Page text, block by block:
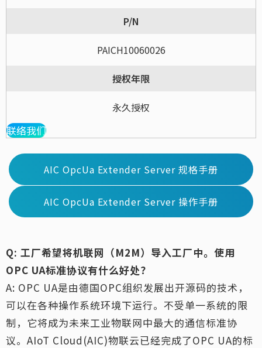
P/N
PAICH10060026
授权年限
永久授权
联络我们
AIC OpcUa Extender Server 规格手册
AIC OpcUa Extender Server 操作手册
Q: 工厂希望将机联网（M2M）导入工厂中。使用
OPC UA标准协议有什么好处？
A: OPC UA是由德国OPC组织发展出开源码的技术，
可以在各种操作系统环境下运行。不受单一系统的限
制，它将成为未来工业物联网中最大的通信标准协
议。AIoT Cloud(AIC)物联云已经完成了OPC UA的标